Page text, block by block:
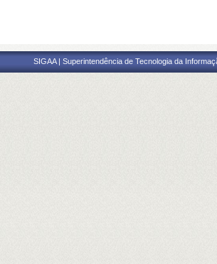
SIGAA | Superintendência de Tecnologia da